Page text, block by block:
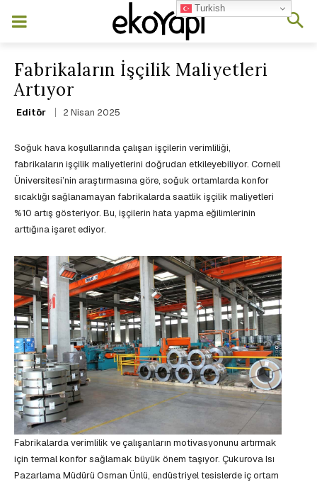
Fabrikaların İşçilik Maliyetleri
Artıyor
Editör 2 Nisan 2025
Soğuk hava koşullarında çalışan işçilerin verimliliği,
fabrikaların işçilik maliyetlerini doğrudan etkileyebiliyor. Cornell
Üniversitesi’nin araştırmasına göre, soğuk ortamlarda konfor
sıcaklığı sağlanamayan fabrikalarda saatlik işçilik maliyetleri
%10 artış gösteriyor. Bu, işçilerin hata yapma eğilimlerinin
arttığına işaret ediyor.
Fabrikalarda verimlilik ve çalışanların motivasyonunu artırmak
için termal konfor sağlamak büyük önem taşıyor. Çukurova Isı
Pazarlama Müdürü Osman Ünlü, endüstriyel tesislerde iç ortam
Turkish